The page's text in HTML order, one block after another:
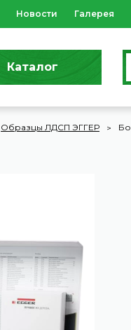
Новости Галерея
Каталог
Образцы ЛДСП ЭГГЕР